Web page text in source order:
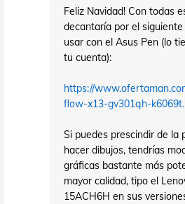
Feliz Navidad! Con todas
decantaría por el
usar con el Asus Pen (lo
tu cuenta):
https://
flow-x13-gv301qh-
Si puedes prescindir de la
hacer dibujos, tendrías
gráficas bastante más
mayor calidad, tipo el
15ACH6H en sus